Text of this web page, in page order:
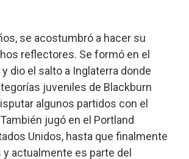
se acostumbró a hacer su
reflectores. Se formó en el
dio el salto a Inglaterra donde
juveniles de Blackburn
algunos partidos con el
jugó en el Portland
Unidos, hasta que finalmente
actualmente es parte del